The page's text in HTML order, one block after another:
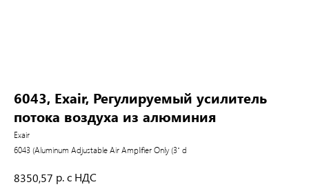
6043, Exair, Регулируемый усилитель
потока воздуха из алюминия
Exair
6043 (Aluminum Adjustable Air Amplifier Only (3" d
8350,57 р. с НДС